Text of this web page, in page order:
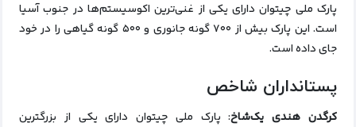
پارک ملی چیتوان دارای یکی از غنی‌ترین اکوسیستم‌ها در جنوب آسیا
است. این پارک بیش از ۷۰۰ گونه جانوری و ۵۰۰ گونه گیاهی را در خود
جای داده است.
پستانداران شاخص
کرگدن هندی یک‌شاخ: پارک ملی چیتوان دارای یکی از بزرگترین